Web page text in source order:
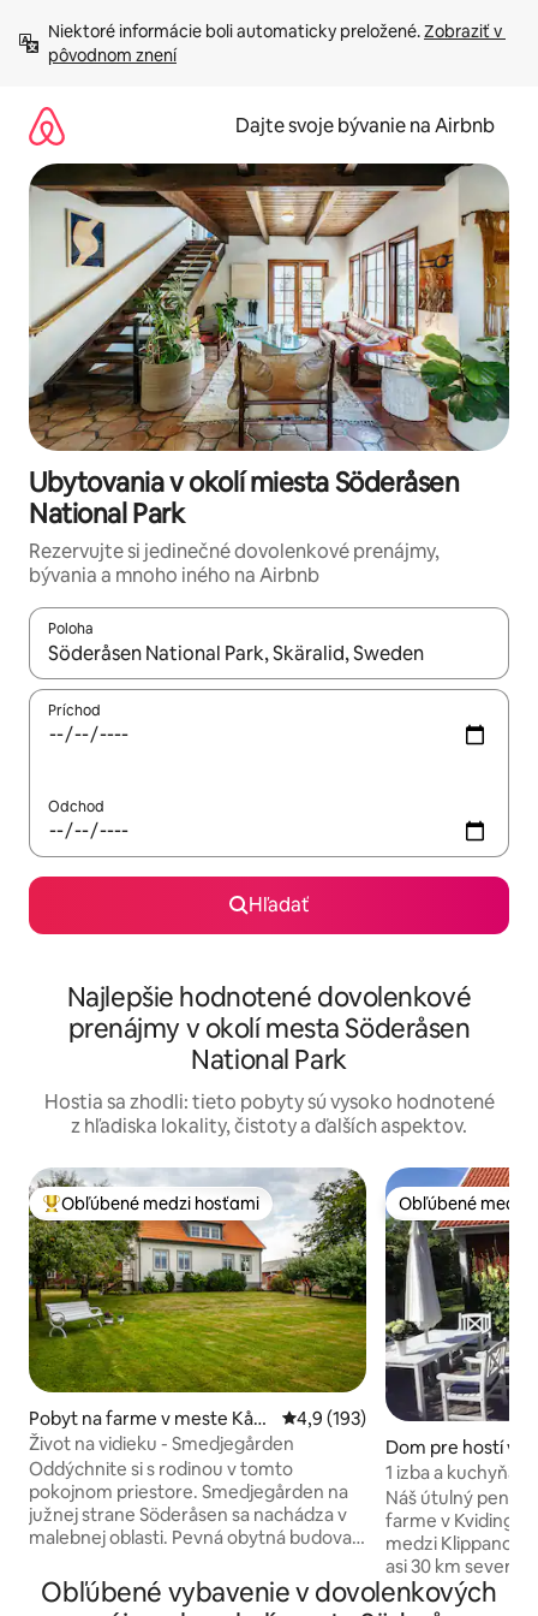
obsah.
Niektoré informácie boli automaticky preložené. Zobraziť v
pôvodnom znení
Dajte svoje bývanie na Airbnb
Ubytovania v okolí miesta Söderåsen
National Park
Rezervujte si jedinečné dovolenkové prenájmy,
bývania a mnoho iného na Airbnb
Poloha
Keď budú výsledky k dispozícii, môžete si ich prechádzať
Príchod
Odchod
Hľadať
Najlepšie hodnotené dovolenkové
prenájmy v okolí mesta Söderåsen
National Park
Hostia sa zhodli: tieto pobyty sú vysoko hodnotené
z hľadiska lokality, čistoty a ďalších aspektov.
Najobľúbenejšie medzi hosťami
Obľúbené medzi hosťami
Pobyt na farme v meste Kåg
eröd
Priemerné ohodnotenie 4,9 z
4,9 (193)
Život na vidieku - Smedjegården
Oddýchnite si s rodinou v tomto
pokojnom priestore. Smedjegården na
južnej strane Söderåsen sa nachádza v
malebnej oblasti. Pevná obytná budova
vyvýšenej polohe s príjemnou záhradou,
jazierkom a SPA s vykurovaním na drevo.
Obľúbené medzi
Obľúbené medzi
Dom pre hostí v
orp
1 izba a kuchyňa
Náš útulný
farme v Kvidinge.
medzi Klippanom
asi 30 km
Medzi
Obľúbené vybavenie v dovolenkových